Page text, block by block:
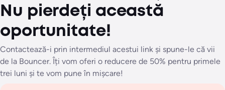
Nu pierdeți această
oportunitate!
Contactează-i prin intermediul acestui link și spune-le că vii
de la Bouncer. Îți vom oferi o reducere de 50% pentru primele
trei luni și te vom pune în mișcare!